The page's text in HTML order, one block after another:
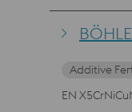
eine
Additive
EN